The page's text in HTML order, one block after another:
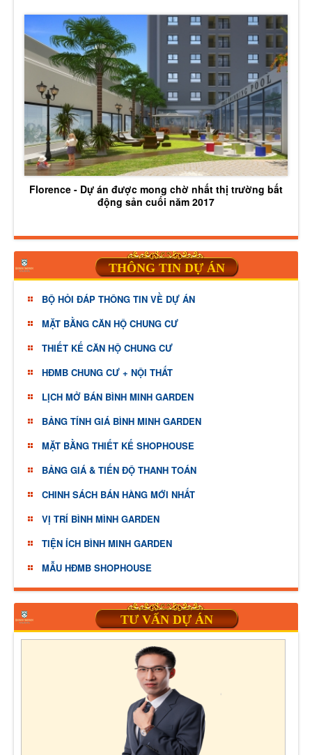
Florence - Dự án được mong chờ nhất thị trường bất
động sản cuối năm 2017
THÔNG TIN DỰ ÁN
BỘ HỎI ĐÁP THÔNG TIN VỀ DỰ ÁN
MẶT BẰNG CĂN HỘ CHUNG CƯ
THIẾT KẾ CĂN HỘ CHUNG CƯ
HĐMB CHUNG CƯ + NỘI THẤT
LỊCH MỞ BÁN BÌNH MINH GARDEN
BẢNG TÍNH GIÁ BÌNH MINH GARDEN
MẶT BẰNG THIẾT KẾ SHOPHOUSE
BẢNG GIÁ & TIẾN ĐỘ THANH TOÁN
CHINH SÁCH BÁN HÀNG MỚI NHẤT
VỊ TRÍ BÌNH MÌNH GARDEN
TIỆN ÍCH BÌNH MINH GARDEN
MẪU HĐMB SHOPHOUSE
TƯ VẤN DỰ ÁN